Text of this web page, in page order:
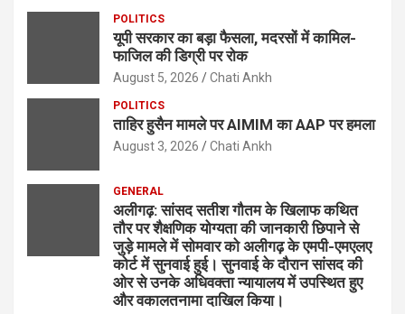
POLITICS
यूपी सरकार का बड़ा फैसला, मदरसों में कामिल-
फाजिल की डिग्री पर रोक
August 5, 2026 Chati Ankh
POLITICS
ताहिर हुसैन मामले पर AIMIM का AAP पर हमला
August 3, 2026 Chati Ankh
GENERAL
अलीगढ़: सांसद सतीश गौतम के खिलाफ कथित
तौर पर शैक्षणिक योग्यता की जानकारी छिपाने से
जुड़े मामले में सोमवार को अलीगढ़ के एमपी-एमएलए
कोर्ट में सुनवाई हुई। सुनवाई के दौरान सांसद की
ओर से उनके अधिवक्ता न्यायालय में उपस्थित हुए
और वकालतनामा दाखिल किया।